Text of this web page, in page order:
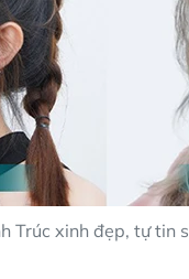
Trúc xinh đẹp, tự tin